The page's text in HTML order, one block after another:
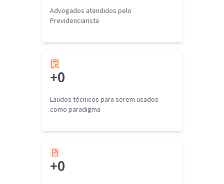
Advogados atendidos pelo
Previdenciarista
+0
Laudos técnicos para serem usados
como paradigma
+0